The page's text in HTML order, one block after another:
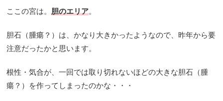
ここの宮は。 胆のエリア。
胆石（腫瘍？）は、かなり大きかったようなので、昨年から要
注意だったかと思います。
根性・気合が、一回では取り切れないほどの大きな胆石（腫
瘍？）を作ってしまったのかな・・・